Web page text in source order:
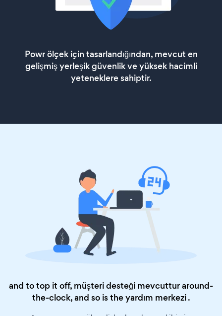
Powr ölçek için tasarlandığından, mevcut en
gelişmiş yerleşik güvenlik ve yüksek hacimli
yeteneklere sahiptir.
and to top it off, müşteri desteği mevcuttur around-
the-clock, and so is theyardım merkezi.